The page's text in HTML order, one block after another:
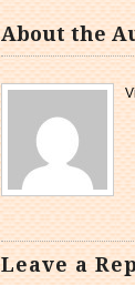
About the
Leave a